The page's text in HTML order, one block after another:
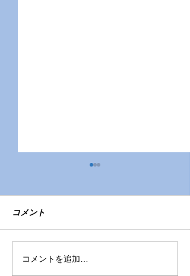
令和7年度園児募集
コメント
コメントを追加…